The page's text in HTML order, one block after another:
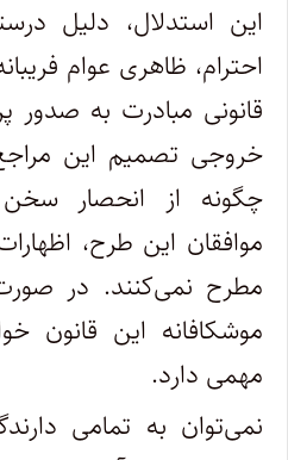
این استدلال، دلیل
قانونی مبادرت به صدور
خروجی تصمیم این
چگونه از انحصار سخن
موافقان این طرح،
مطرح نمی‌کنند. در
موشکافانه این قانون
مهمی دارد.
نمی‌توان به تمامی